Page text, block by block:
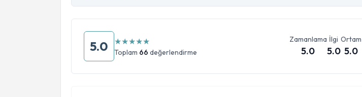
5.0 ★★★★★
Toplam 66 değerlendirme
Zamanlama
5.0
İlgi
5.0
Ortam
5.0